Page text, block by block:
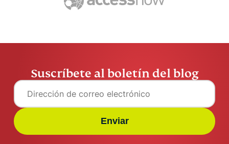
Suscríbete al boletín del blog
Enviar